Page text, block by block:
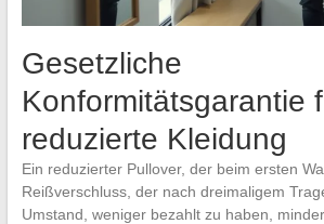
Gesetzliche
Konformitätsgarantie
reduzierte Kleidung
Ein reduzierter Pullover, der beim ersten
Reißverschluss, der nach dreimaligem
Umstand, weniger bezahlt zu haben,